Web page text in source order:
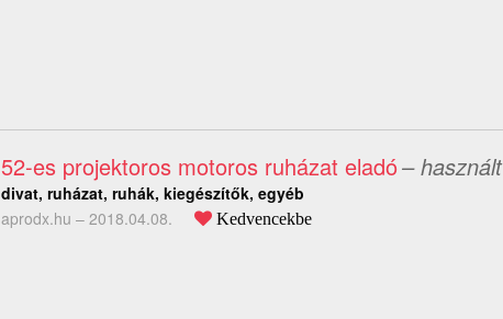
52-es projektoros motoros ruházat eladó– használt
divat, ruházat, ruhák, kiegészítők, egyéb
aprodx.hu – 2018.04.08. Kedvencekbe